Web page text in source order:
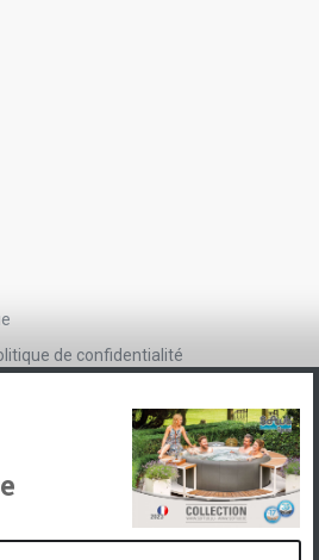
de confidentialité